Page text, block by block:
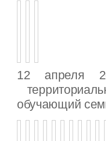
12 апреля
обучающий